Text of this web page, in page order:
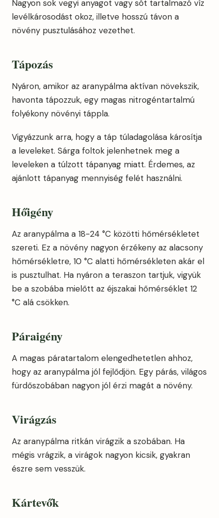
Nagyon sok vegyi anyagot vagy sót tartalmazó víz
levélkárosodást okoz, illetve hosszú távon a
növény pusztulásához vezethet.
Tápozás
Nyáron, amikor az aranypálma aktívan növekszik,
havonta tápozzuk, egy magas nitrogéntartalmú
folyékony növényi táppla.
Vigyázzunk arra, hogy a táp túladagolása károsítja
a leveleket. Sárga foltok jelenhetnek meg a
leveleken a túlzott tápanyag miatt. Érdemes, az
ajánlott tápanyag mennyiség felét használni.
Hőigény
Az aranypálma a 18-24 °C közötti hőmérsékletet
szereti. Ez a növény nagyon érzékeny az alacsony
hőmérsékletre, 10 °C alatti hőmérsékleten akár el
is pusztulhat. Ha nyáron a teraszon tartjuk, vigyük
be a szobába mielőtt az éjszakai hőmérséklet 12
°C alá csökken.
Páraigény
A magas páratartalom elengedhetetlen ahhoz,
hogy az aranypálma jól fejlődjön. Egy párás, világos
fürdőszobában nagyon jól érzi magát a növény.
Virágzás
Az aranypálma ritkán virágzik a szobában. Ha
mégis vrágzik, a virágok nagyon kicsik, gyakran
észre sem vesszük.
Kártevők